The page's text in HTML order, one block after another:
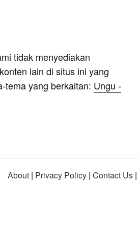
tidak menyediakan
lain di situs ini yang
tema yang berkaitan: Ungu -
About | Privacy Policy | Contact Us |